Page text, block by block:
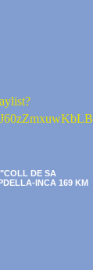
DE SA
INCA 169 KM